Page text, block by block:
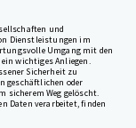
und
Dienstleistungen im
Umgang mit den
wichtiges Anliegen.
Sicherheit zu
geschäftlichen oder
sicherem Weg gelöscht.
Daten verarbeitet, finden